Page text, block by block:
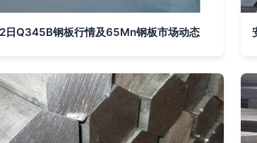
日Q345B钢板行情及65Mn钢板市场动态